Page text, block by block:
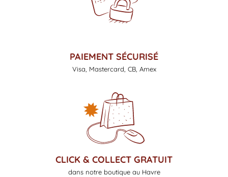
PAIEMENT SÉCURISÉ
Visa, Mastercard, CB, Amex
CLICK & COLLECT GRATUIT
dans notre boutique au Havre